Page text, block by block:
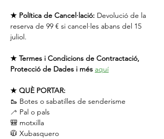
★ Política de Cancel·lació: Devolució de la
reserva de 99 € si cancel·les abans del 15
juliol.
★ Termes i Condicions de Contractació,
Protecció de Dades i més aquí
★ QUÈ PORTAR:
🥾 Botes o sabatilles de senderisme
🦯 Pal o pals
🎒 motxilla
🧥 Xubasquero